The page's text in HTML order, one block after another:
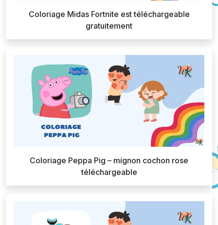
Coloriage Midas Fortnite est téléchargeable
gratuitement
Coloriage Peppa Pig – mignon cochon rose
téléchargeable